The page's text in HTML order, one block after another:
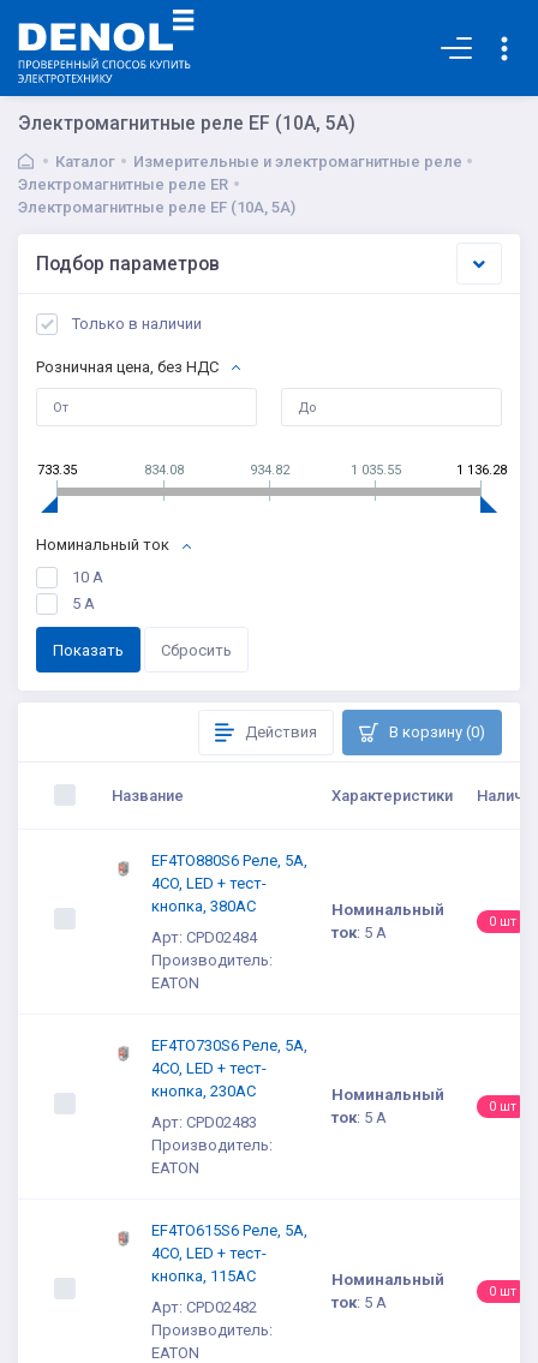
Электромагнитные реле EF (10A, 5A)
Каталог
Измерительные и электромагнитные реле
Электромагнитные реле ER
Электромагнитные реле EF (10A, 5A)
Действия В корзину (0)
Название Характеристики
EF4TO880S6 Реле, 5A,
4CO, LED + тест-
кнопка, 380AC
Арт: CPD02484
Производитель:
EATON
Номинальный
ток: 5 А
0 шт
EF4TO730S6 Реле, 5A,
4CO, LED + тест-
кнопка, 230AC
Арт: CPD02483
Производитель:
EATON
Номинальный
ток: 5 А
0 шт
EF4TO615S6 Реле, 5A,
4CO, LED + тест-
кнопка, 115AC
Арт: CPD02482
Производитель:
EATON
Номинальный
ток: 5 А
0 шт
Подбор параметров
Только в наличии
Розничная цена, без НДС
733.35 834.08 934.82 1 035.55 1 136.28
Номинальный ток
10 A
5 А